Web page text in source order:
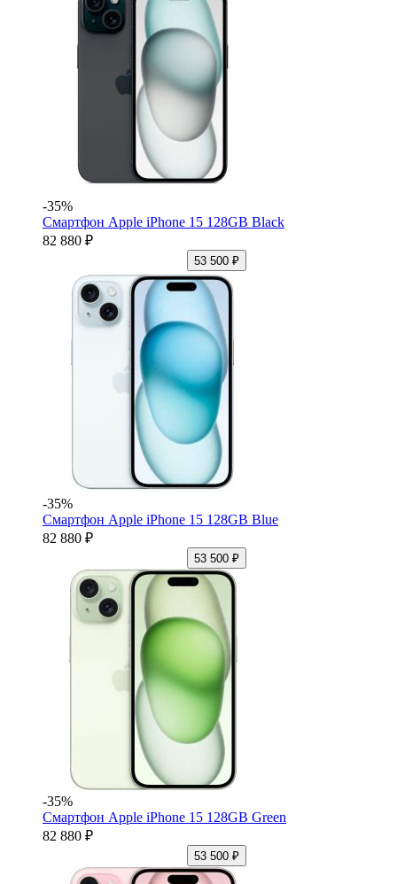
-35%
Смартфон Apple iPhone 15 128GB Black
82 880 ₽
53 500 ₽
-35%
Смартфон Apple iPhone 15 128GB Blue
82 880 ₽
53 500 ₽
-35%
Смартфон Apple iPhone 15 128GB Green
82 880 ₽
53 500 ₽